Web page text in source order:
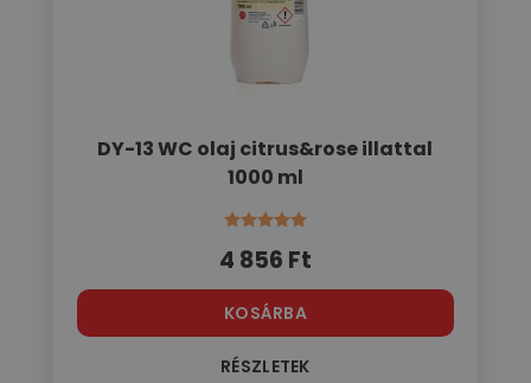
DY-13 WC olaj citrus&rose illattal
1000 ml
Értékelés:
4 856 Ft
KOSÁRBA
RÉSZLETEK